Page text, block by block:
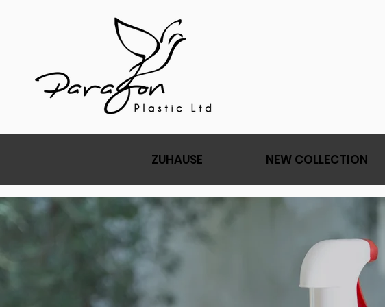
ZUHAUSE NEW COLLECTION